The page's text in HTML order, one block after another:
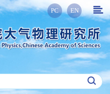
PC EN